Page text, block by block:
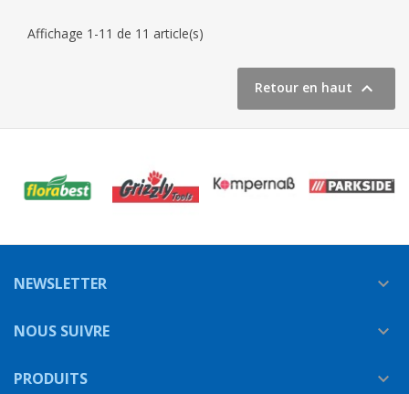
Affichage 1-11 de 11 article(s)
Retour en haut 
NEWSLETTER 
NOUS SUIVRE 
PRODUITS 